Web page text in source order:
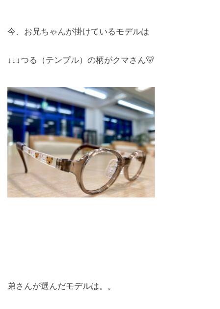
今、お兄ちゃんが掛けているモデルは
↓↓↓つる（テンプル）の柄がクマさん🐻
弟さんが選んだモデルは。。